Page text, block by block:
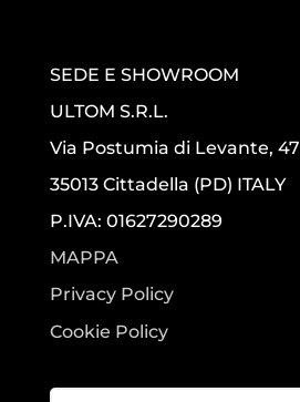
SEDE E SHOWROOM
ULTOM S.R.L.
Via Postumia di Levante, 47
35013 Cittadella (PD) ITALY
P.IVA: 01627290289
MAPPA
Privacy Policy
Cookie Policy